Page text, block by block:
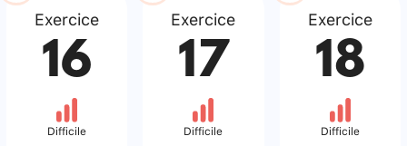
Exercice
16
Difficile
Exercice
17
Difficile
Exercice
18
Difficile